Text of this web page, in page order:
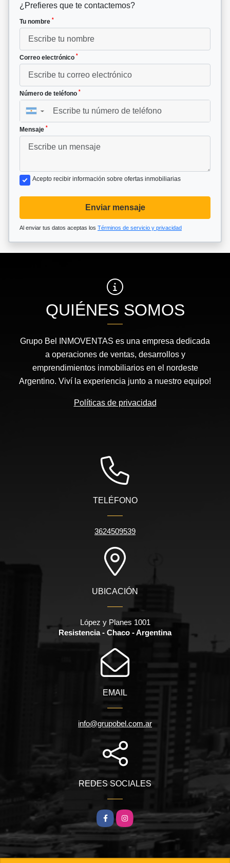
¿Prefieres que te contactemos?
Tu nombre *
Correo electrónico *
Número de teléfono *
▼
Mensaje *
Acepto recibir información sobre ofertas inmobiliarias
Enviar mensaje
Al enviar tus datos aceptas los Términos de servicio y privacidad
QUIÉNES SOMOS
Grupo Bel INMOVENTAS es una empresa dedicada
a operaciones de ventas, desarrollos y
emprendimientos inmobiliarios en el nordeste
Argentino. Viví la experiencia junto a nuestro equipo!
Políticas de privacidad
TELÉFONO
3624509539
UBICACIÓN
López y Planes 1001
Resistencia - Chaco - Argentina
EMAIL
info@grupobel.com.ar
REDES SOCIALES
FacebookInstagram